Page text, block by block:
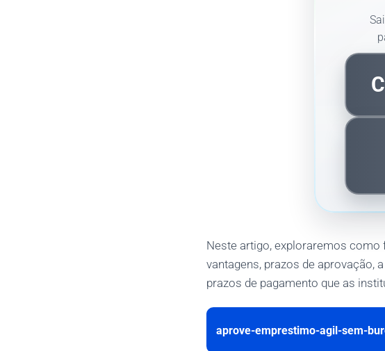
Neste artigo, exploraremos
vantagens, prazos de aprovação,
prazos de pagamento que as
aprove-emprestimo-agil-sem-